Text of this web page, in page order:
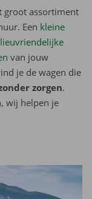
groot assortiment
Een kleine
van jouw
je de wagen die
zorgen.
, wij helpen je